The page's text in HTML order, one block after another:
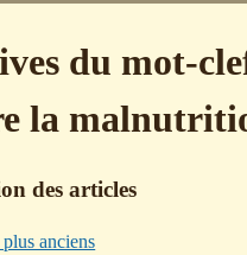
du mot-
la
des articles
anciens